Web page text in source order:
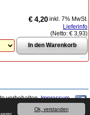
Ok, verstanden
€ 4,20 inkl. 7% MwSt.
Lieferinfo
(Netto: € 3,93)
vorbehalten.Impressum